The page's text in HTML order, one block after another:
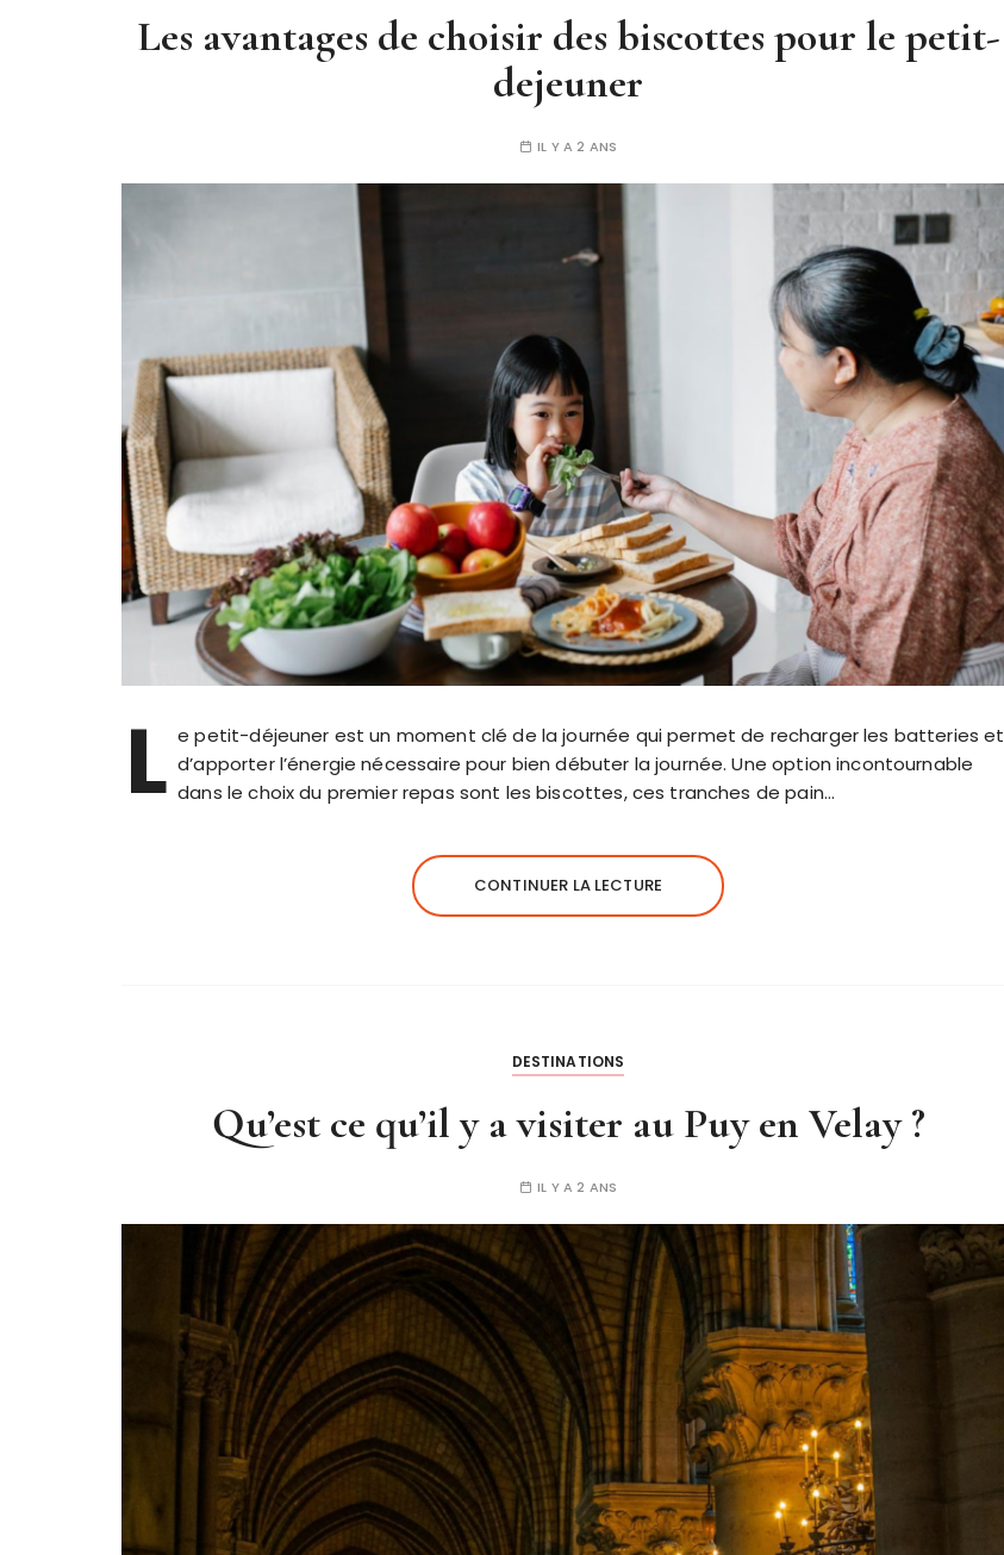
Les avantages de choisir des biscottes pour le petit-
dejeuner
IL Y A 2 ANS
L e petit-déjeuner est un moment clé de la journée qui permet de recharger les batteries et
d’apporter l’énergie nécessaire pour bien débuter la journée. Une option incontournable
dans le choix du premier repas sont les biscottes, ces tranches de pain…
CONTINUER LA LECTURE
DESTINATIONS
Qu’est ce qu’il y a visiter au Puy en Velay ?
IL Y A 2 ANS